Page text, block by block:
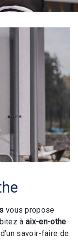
vous propose
àaix-en-othe.
savoir-faire de